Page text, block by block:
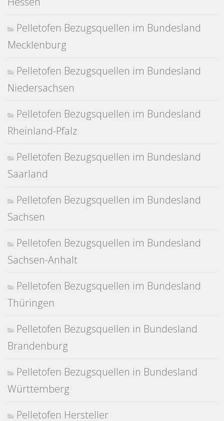
Pelletofen Bezugsquellen im Bundesland
Mecklenburg
Pelletofen Bezugsquellen im Bundesland
Niedersachsen
Pelletofen Bezugsquellen im Bundesland
Rheinland-Pfalz
Pelletofen Bezugsquellen im Bundesland
Saarland
Pelletofen Bezugsquellen im Bundesland
Sachsen
Pelletofen Bezugsquellen im Bundesland
Sachsen-Anhalt
Pelletofen Bezugsquellen im Bundesland
Thüringen
Pelletofen Bezugsquellen in Bundesland
Brandenburg
Pelletofen Bezugsquellen in Bundesland
Württemberg
Pelletofen Hersteller